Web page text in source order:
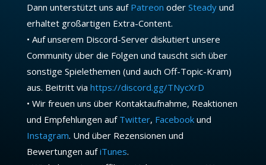
Dann unterstützt uns auf Patreon oder Steadyund
erhaltet großartigen Extra-Content.
• Auf unserem Discord-Server diskutiert unsere
Community über die Folgen und tauscht sich über
sonstige Spielethemen (und auch Off-Topic-Kram)
aus. Beitritt via https://discord.gg/TNycXrD
• Wir freuen uns über Kontaktaufnahme, Reaktionen
und Empfehlungen auf Twitter, Facebookund
Instagram. Und über Rezensionen und
Bewertungen aufiTunes.